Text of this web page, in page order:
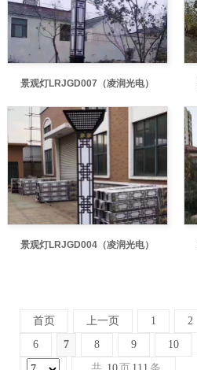
景观灯LRJGD007（凌润光电）
景观灯LRJGD004（凌润光电）
首页 上一页 1 2
6
7 8 9 10